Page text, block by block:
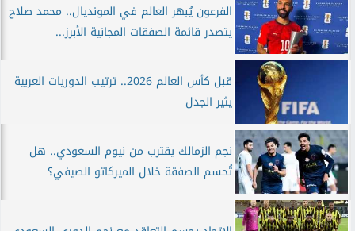
الفرعون يُبهر العالم في المونديال.. محمد صلاح
يتصدر قائمة الصفقات المجانية الأبرز...
قبل كأس العالم 2026.. ترتيب الدوريات العربية
يثير الجدل
نجم الزمالك يقترب من نيوم السعودي.. هل
تُحسم الصفقة خلال الميركاتو الصيفي؟